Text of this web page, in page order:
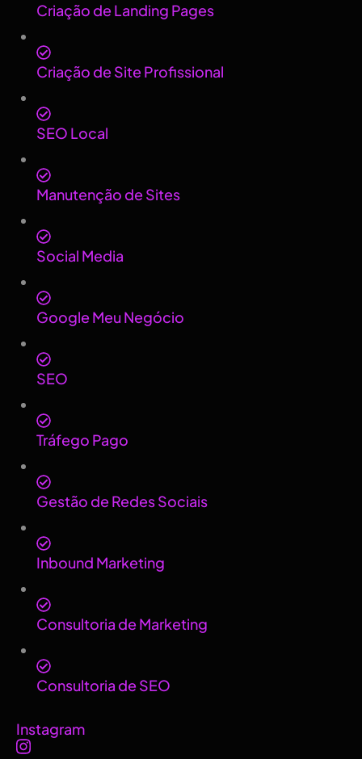
Criação de Landing Pages
Criação de Site Profissional
SEO Local
Manutenção de Sites
Social Media
Google Meu Negócio
SEO
Tráfego Pago
Gestão de Redes Sociais
Inbound Marketing
Consultoria de Marketing
Consultoria de SEO
Instagram